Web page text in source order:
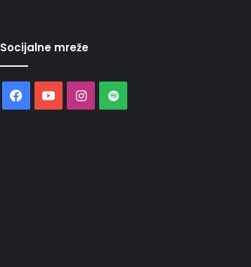
Socijalne mreže
Facebook
YouTubeInstagram
Spotify